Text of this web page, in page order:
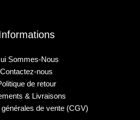
Sommes-Nous
Contactez-nous
de retour
& Livraisons
de vente (CGV)